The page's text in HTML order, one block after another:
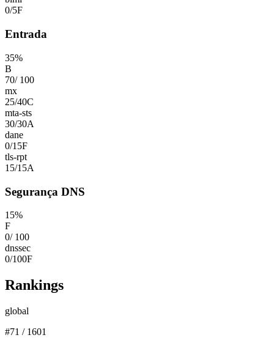
0/5F
Entrada
35%
B
70/ 100
mx
25/40C
mta-sts
30/30A
dane
0/15F
tls-rpt
15/15A
Segurança DNS
15%
F
0/ 100
dnssec
0/100F
Rankings
global
#71 / 1601